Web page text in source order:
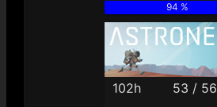
94 %
102h 53 / 56